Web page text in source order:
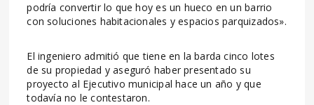
podría convertir lo que hoy es un hueco en un barrio
con soluciones habitacionales y espacios parquizados».
El ingeniero admitió que tiene en la barda cinco lotes
de su propiedad y aseguró haber presentado su
proyecto al Ejecutivo municipal hace un año y que
todavía no le contestaron.